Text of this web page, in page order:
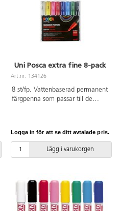
Uni Posca extra fine 8-pack
Art.nr: 134126
8 st/fp. Vattenbaserad permanent
färgpenna som passar till de
grön och svart. Linjebredd
Logga in för att se ditt avtalade pris.
Lägg i varukorgen